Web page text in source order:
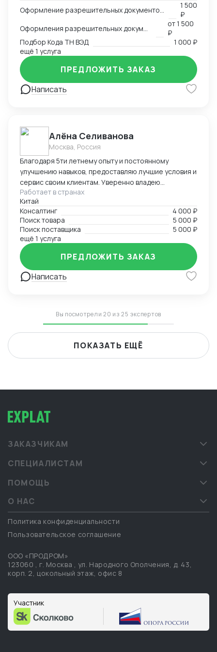
-оформление сертификации на товар: СГР, ДС, СС,
РУ, Нотификация -деловая переписка -продажи
-пользование Инкотермс -общение с фабриками (на
китайском языке) -кастомизация продукта -работа с
OEM \ ODM фабриками - доставка и растаможка
образцов для изготовления сертификации. Проекты
разной сложности, от станков до БАДов
1 500
₽
от1 500
₽
Подбор Кода ТН ВЭД
1 000 ₽
ещё 1 услуга
Написать
ПРЕДЛОЖИТЬ ЗАКАЗ
Алёна Селиванова
Москва, Россия
Благодаря 5ти летнему опыту и постоянному
улучшению навыков, предоставляю лучшие условия и
сервис своим клиентам. Уверенно владею
несколькими языками, что позволяет эффективно
работать как с российскими, так и с китайскими
клиентами.
Работает в странах
Китай
Консалтинг
4 000 ₽
Поиск товара
5 000 ₽
Поиск поставщика
5 000 ₽
ещё 1 услуга
Написать
ПРЕДЛОЖИТЬ ЗАКАЗ
Вы посмотрели 20 из 25 экспертов
ПОКАЗАТЬ ЕЩЁ
ЗАКАЗЧИКАМ
СПЕЦИАЛИСТАМ
ПОМОЩЬ
О НАС
Политика конфиденциальности
Пользовательское соглашение
ООО «ПРОДРОМ»
123060 , г. Москва , ул. Народного Ополчения, д. 43,
корп. 2, цокольный этаж, офис 8
Участник